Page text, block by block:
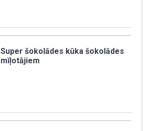
Super šokolādes kūka šokolādes
mīļotājiem